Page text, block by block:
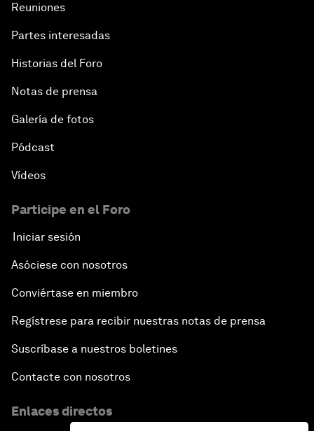
Reuniones
Partes interesadas
Historias del Foro
Notas de prensa
Galería de fotos
Pódcast
Vídeos
Participe en el Foro
Iniciar sesión
Asóciese con nosotros
Conviértase en miembro
Regístrese para recibir nuestras notas de prensa
Suscríbase a nuestros boletines
Contacte con nosotros
Enlaces directos